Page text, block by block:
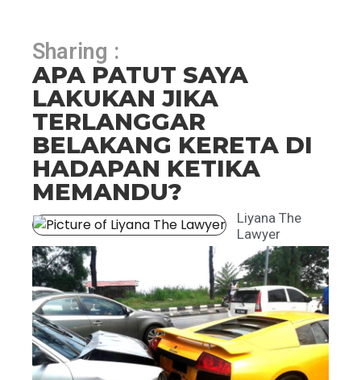
Sharing :
APA PATUT SAYA
LAKUKAN JIKA
TERLANGGAR
BELAKANG KERETA DI
HADAPAN KETIKA
MEMANDU?
Liyana The
Lawyer